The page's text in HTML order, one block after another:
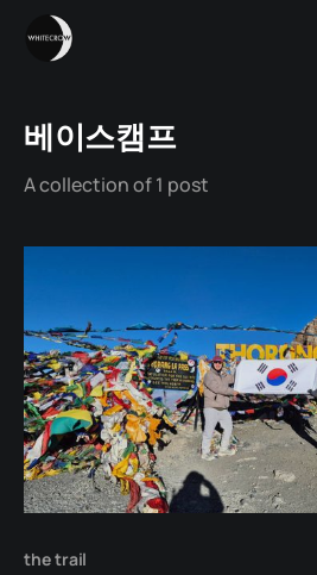
베이스캠프
A collection of 1 post
the trail